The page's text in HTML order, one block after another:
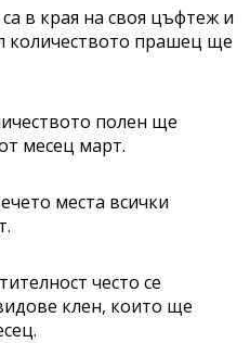
в края на своя цъфтеж и
количеството прашец ще
полен ще
месец март.
места всички
често се
клен, които ще